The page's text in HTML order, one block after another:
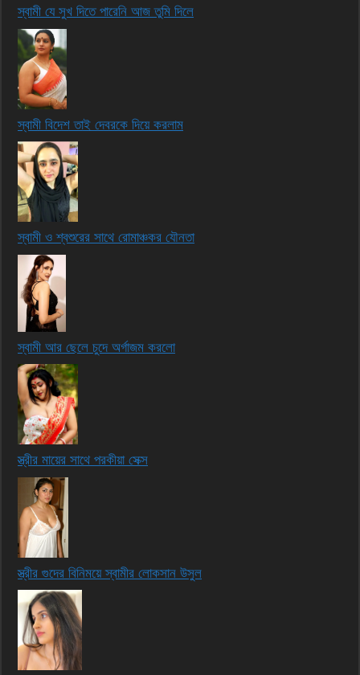
স্বামী যে সুখ দিতে পারেনি আজ তুমি দিলে
স্বামী বিদেশ তাই দেবরকে দিয়ে করলাম
স্বামী ও শ্বশুরের সাথে রোমাঞ্চকর যৌনতা
স্বামী আর ছেলে চুদে অর্গাজম করলো
স্ত্রীর মায়ের সাথে পরকীয়া সেক্স
স্ত্রীর গুদের বিনিময়ে স্বামীর লোকসান উসুল